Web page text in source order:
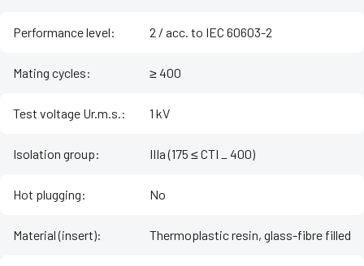
Performance level: 2 / acc. to IEC 60603-2
Mating cycles: ≥ 400
Test voltage Ur.m.s.: 1 kV
Isolation group: IIIa (175 ≤ CTI _ 400)
Hot plugging: No
Material (insert): Thermoplastic resin, glass-fibre filled